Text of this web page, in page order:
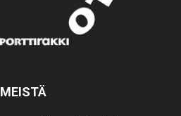
MEISTÄ